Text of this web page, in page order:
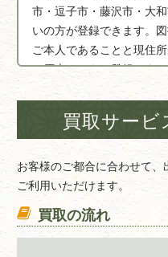
市・逗子市・藤沢市・大
いの方が登録できます。
ご本人であることと現住
の原本とともに登録カウ
れます。貸出期間は2週間
神奈川県横浜市南区弘明
買取サー
お客様のご都合に合わせて
ご利用いただけます。
買取の流れ